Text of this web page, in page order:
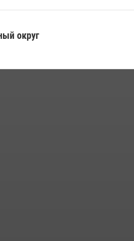
на Ямале
округ